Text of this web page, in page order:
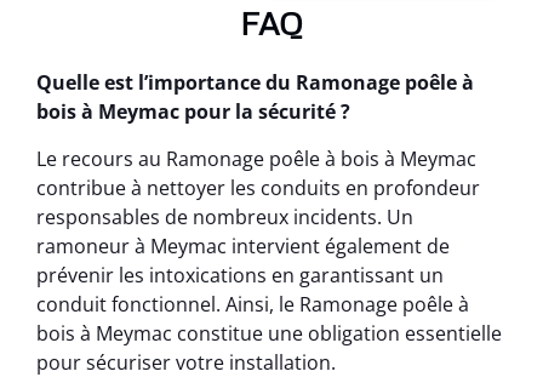
FAQ
Quelle est l’importance du Ramonage poêle à
bois à Meymac pour la sécurité ?
Le recours au Ramonage poêle à bois à Meymac
contribue à nettoyer les conduits en profondeur
responsables de nombreux incidents. Un
ramoneur à Meymac intervient également de
prévenir les intoxications en garantissant un
conduit fonctionnel. Ainsi, le Ramonage poêle à
bois à Meymac constitue une obligation essentielle
pour sécuriser votre installation.